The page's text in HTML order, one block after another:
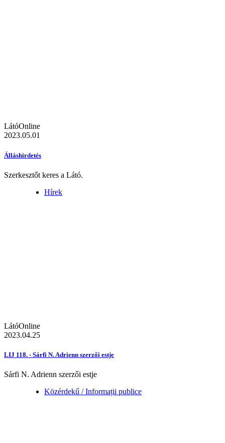
LátóOnline
2023.05.01
Álláshirdetés
Szerkesztőt keres a Látó.
Hírek
LátóOnline
2023.04.25
LIJ 118. - Sárfi N. Adrienn szerzői estje
Sárfi N. Adrienn szerzői estje
Közérdekű / Informații publice